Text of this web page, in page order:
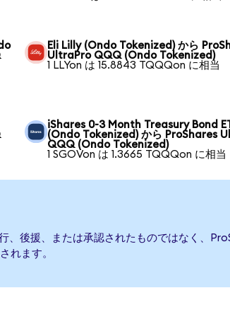
Eli Lilly (Ondo Tokenized) から
UltraPro QQQ (Ondo Tokenized)
1 LLYon は 15.8843 TQQQon に相当
iShares 0-3 Month Treasury Bond
(Ondo Tokenized) から ProShares
QQQ (Ondo Tokenized)
1 SGOVon は 1.3665 TQQQon に相当
、後援、または承認されたものではなく、
れます。